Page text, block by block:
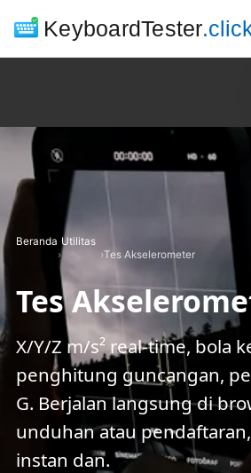
KeyboardTester
Beranda
›
Utilitas
›Tes Akselerometer
Tes
X/Y/Z m/s² real-time, bola
penghitung guncangan,
G. Berjalan langsung di
unduhan atau
instan dan.